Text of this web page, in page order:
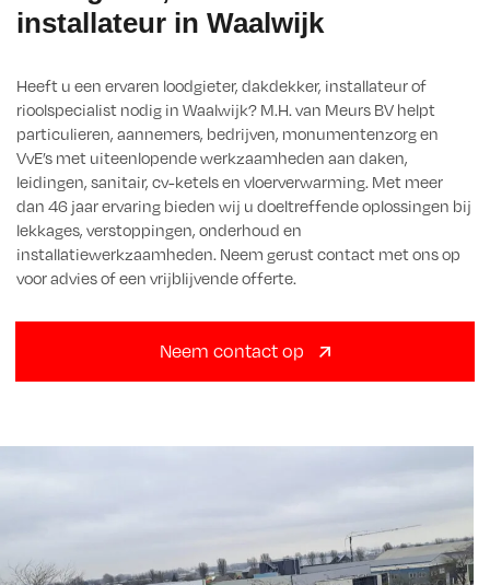
installateur in Waalwijk
Heeft u een ervaren loodgieter, dakdekker, installateur of
rioolspecialist nodig in Waalwijk? M.H. van Meurs BV helpt
particulieren, aannemers, bedrijven, monumentenzorg en
VvE’s met uiteenlopende werkzaamheden aan daken,
leidingen, sanitair, cv-ketels en vloerverwarming. Met meer
dan 46 jaar ervaring bieden wij u doeltreffende oplossingen bij
lekkages, verstoppingen, onderhoud en
installatiewerkzaamheden. Neem gerust contact met ons op
voor advies of een vrijblijvende offerte.
Neem contact op